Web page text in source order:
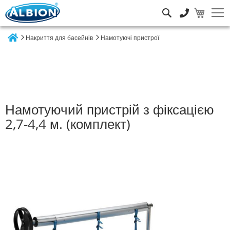
Накриття для басейнів Намотуючі пристрої
Намотуючий пристрій з фіксацією
2,7-4,4 м. (комплект)